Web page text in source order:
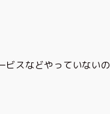
ビスなどやっていない